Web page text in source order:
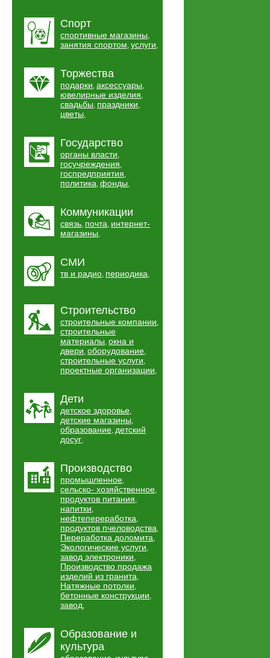
Спорт
спортивные магазины,
занятия спортом, услуги,
Торжества
подарки, аксессуары,
ювелирные изделия,
свадьбы, праздники,
цветы,
Государство
органы власти,
госучреждения,
госпредприятия,
политика, фонды,
Коммуникации
связь, почта, интернет-
магазины,
СМИ
тв и радио, периодика,
Строительство
строительные компании,
строительные
материалы, окна и
двери, оборудование,
строительные услуги,
проектные организации,
Дети
детское здоровье,
детские магазины,
образование, детский
досуг,
Производство
промышленное,
сельско- хозяйственное,
продуктов питания,
напитки,
нефтепереработка,
продуктов пчеловодства,
Переработка доломита,
Экологические услуги,
завод электроники,
Производство продажа
изделий из гранита,
Натяжные потолки,
бетонные конструкции,
завод,
Образование и
культура